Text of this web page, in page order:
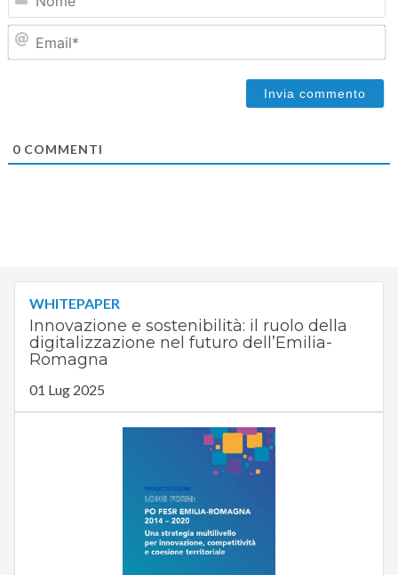
0COMMENTI
WHITEPAPER
Innovazione e sostenibilità: il ruolo della
digitalizzazione nel futuro dell’Emilia-
Romagna
01 Lug 2025